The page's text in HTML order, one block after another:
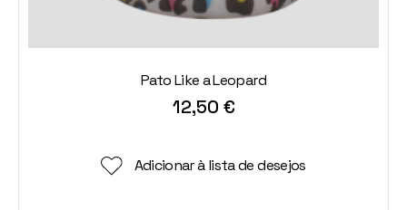
Pato Like a Leopard
12,50 €
Adicionar à lista de desejos